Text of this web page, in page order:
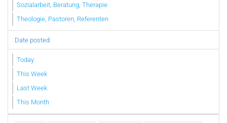
Sozialarbeit, Beratung, Therapie
Theologie, Pastoren, Referenten
Date posted
Today
This Week
Last Week
This Month